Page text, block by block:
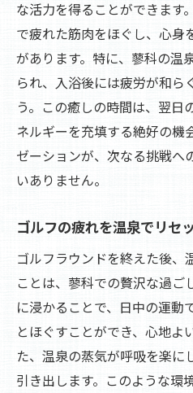
な活力を得ることができます
で疲れた筋肉をほぐし、心身
があります。特に、蓼科の温
られ、入浴後には疲労が和ら
う。この癒しの時間は、翌日
ネルギーを充填する絶好の機
ゼーションが、次なる挑戦へ
いありません。
ゴルフの疲れを温泉でリセ
ゴルフラウンドを終えた後、
ことは、蓼科での贅沢な過ご
に浸かることで、日中の運動
とほぐすことができ、心地よ
た、温泉の蒸気が呼吸を楽に
引き出します。このような環